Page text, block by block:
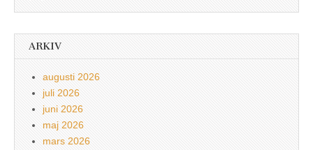
ARKIV
augusti 2026
juli 2026
juni 2026
maj 2026
mars 2026